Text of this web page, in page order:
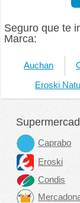
Seguro que te
Marca:
Auchan
Eroski
Caprabo
Eroski
Condis